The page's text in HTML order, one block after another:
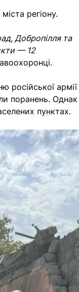
регіону.
Добропілля та
— 12
російської армії
поранень. Однак
пунктах.